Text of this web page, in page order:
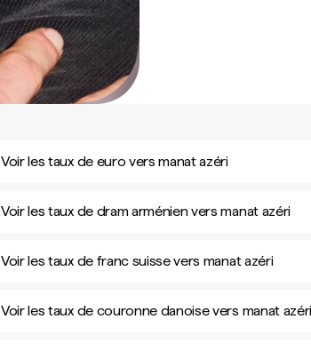
Voir les taux de euro vers manat azéri
Voir les taux de dram arménien vers manat azéri
Voir les taux de franc suisse vers manat azéri
Voir les taux de couronne danoise vers manat azéri